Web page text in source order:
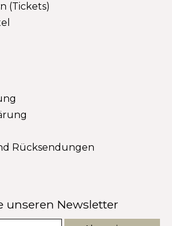
(Tickets)
Rücksendungen
unseren Newsletter